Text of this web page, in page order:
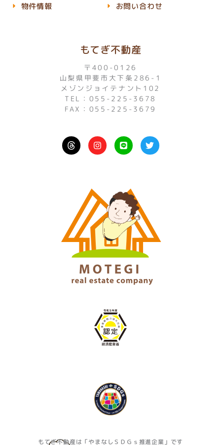
もてぎ不動産
〒400-0126
山梨県甲斐市大下条286-1
メゾンジョイテナント102
TEL：055-225-3678
FAX：055-225-3679
I
n
s
r
a
m
L
i
n
T
w
i
もてぎ不動産は「やまなしＳＤＧｓ推進企業」です
物件情報
お問い合わせ